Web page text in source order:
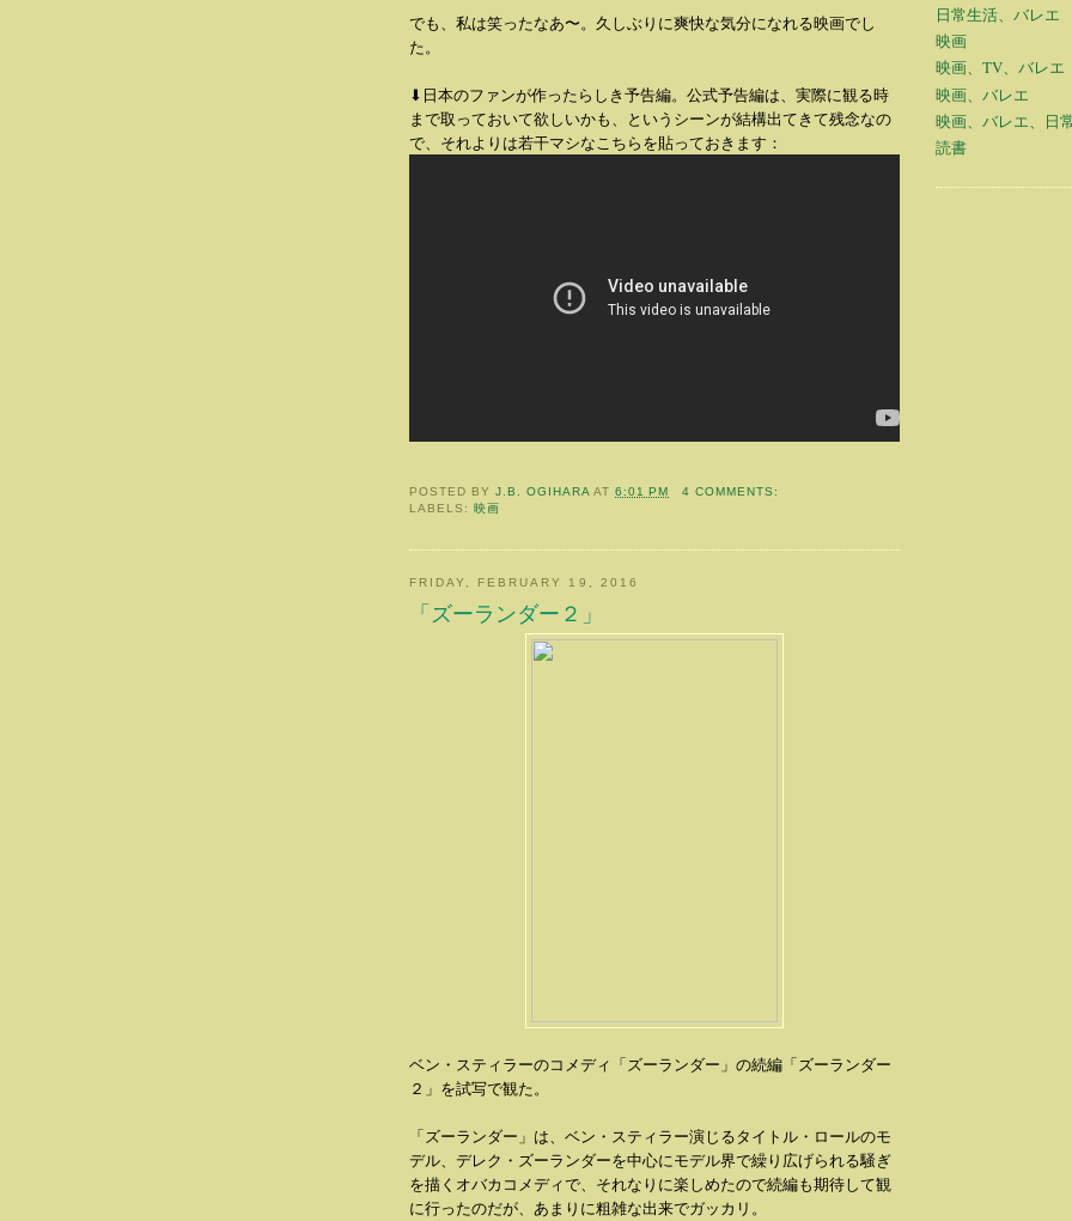
でも、私は笑ったなあ〜。久しぶりに爽快な気分になれる映画でし
た。
⬇日本のファンが作ったらしき予告編。公式予告編は、実際に観る時
まで取っておいて欲しいかも、というシーンが結構出てきて残念なの
で、それよりは若干マシなこちらを貼っておきます：
POSTED BYJ.B. OGIHARA AT6:01 PM
4 COMMENTS:
LABELS:映画
FRIDAY, FEBRUARY 19, 2016
「ズーランダー２」
ベン・スティラーのコメディ「ズーランダー」の続編「ズーランダー
２」を試写で観た。
「ズーランダー」は、ベン・スティラー演じるタイトル・ロールのモ
デル、デレク・ズーランダーを中心にモデル界で繰り広げられる騒ぎ
を描くオバカコメディで、それなりに楽しめたので続編も期待して観
に行ったのだが、あまりに粗雑な出来でガッカリ。
日常生活、バレエ
映画
映画、TV、バレエ
映画、バレエ
映画、バレエ、日
読書